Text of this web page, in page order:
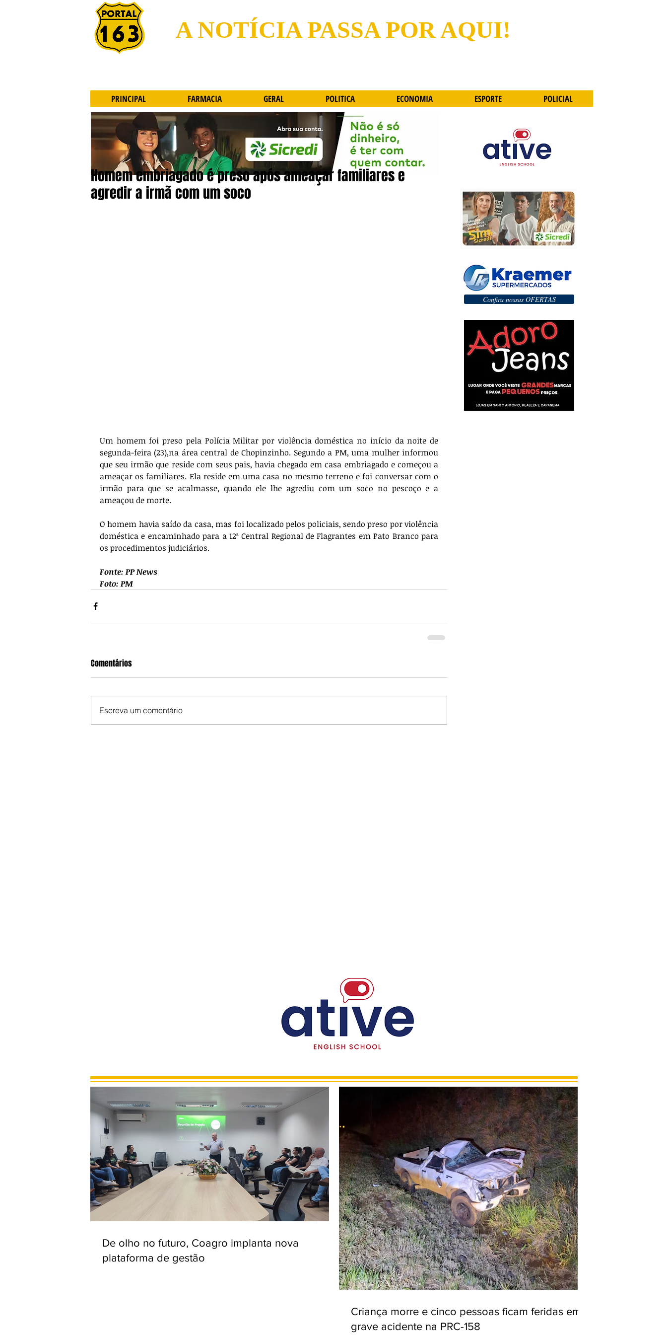
A NOTÍCIA PASSA POR AQUI!
Homem embriagado é preso após ameaçar familiares e
agredir a irmã com um soco
Um homem foi preso pela Polícia Militar por violência doméstica no início da noite de
segunda-feira (23),na área central de Chopinzinho. Segundo a PM, uma mulher informou
que seu irmão que reside com seus pais, havia chegado em casa embriagado e começou a
ameaçar os familiares. Ela reside em uma casa no mesmo terreno e foi conversar com o
irmão para que se acalmasse, quando ele lhe agrediu com um soco no pescoço e a
ameaçou de morte.
O homem havia saído da casa, mas foi localizado pelos policiais, sendo preso por violência
doméstica e encaminhado para a 12ª Central Regional de Flagrantes em Pato Branco para
os procedimentos judiciários.
Fonte: PP News
Foto: PM
Comentários
Escreva um comentário
Confira nossas OFERTAS
De olho no futuro, Coagro implanta nova
plataforma de gestão
Criança morre e cinco pessoas ficam feridas em
grave acidente na PRC-158
PRINCIPAL FARMACIA GERAL POLITICA ECONOMIA ESPORTE POLICIAL